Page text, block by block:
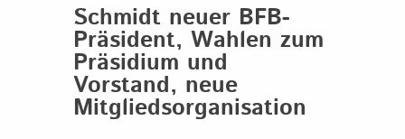
Schmidt neuer BFB-
Präsident, Wahlen zum
Präsidium und
Vorstand, neue
Mitgliedsorganisation